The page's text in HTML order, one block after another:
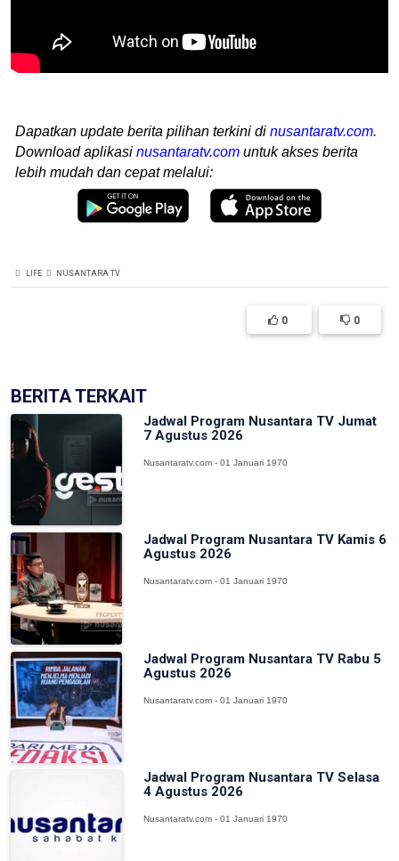
Dapatkan update berita pilihan terkini di nusantaratv.com.
Download aplikasi nusantaratv.com untuk akses berita
lebih mudah dan cepat melalui:
LIFE NUSANTARA TV
0 0
BERITA TERKAIT
Jadwal Program Nusantara TV Jumat
7 Agustus 2026
Nusantaratv.com - 01 Januari 1970
Jadwal Program Nusantara TV Kamis 6
Agustus 2026
Nusantaratv.com - 01 Januari 1970
Jadwal Program Nusantara TV Rabu 5
Agustus 2026
Nusantaratv.com - 01 Januari 1970
Jadwal Program Nusantara TV Selasa
4 Agustus 2026
Nusantaratv.com - 01 Januari 1970